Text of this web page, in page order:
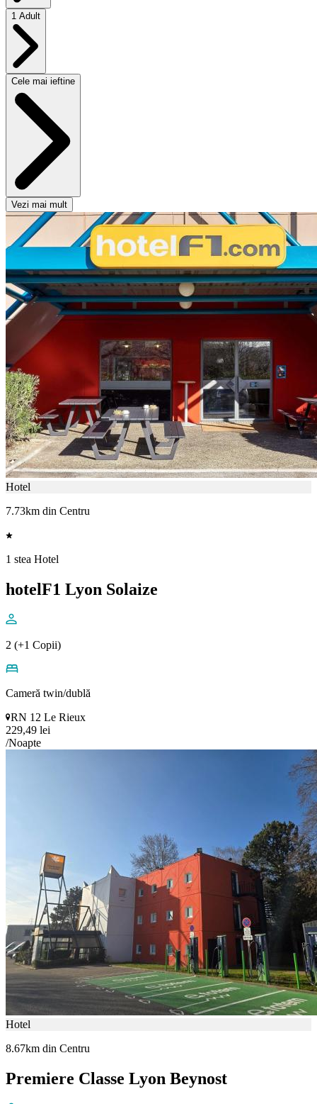
1 Adult
Cele mai ieftine
Vezi mai mult
Hotel
7.73km din Centru
1 stea Hotel
hotelF1 Lyon Solaize
2 (+1 Copii)
Cameră twin/dublă
RN 12 Le Rieux
229,49 lei
/Noapte
Hotel
8.67km din Centru
Premiere Classe Lyon Beynost